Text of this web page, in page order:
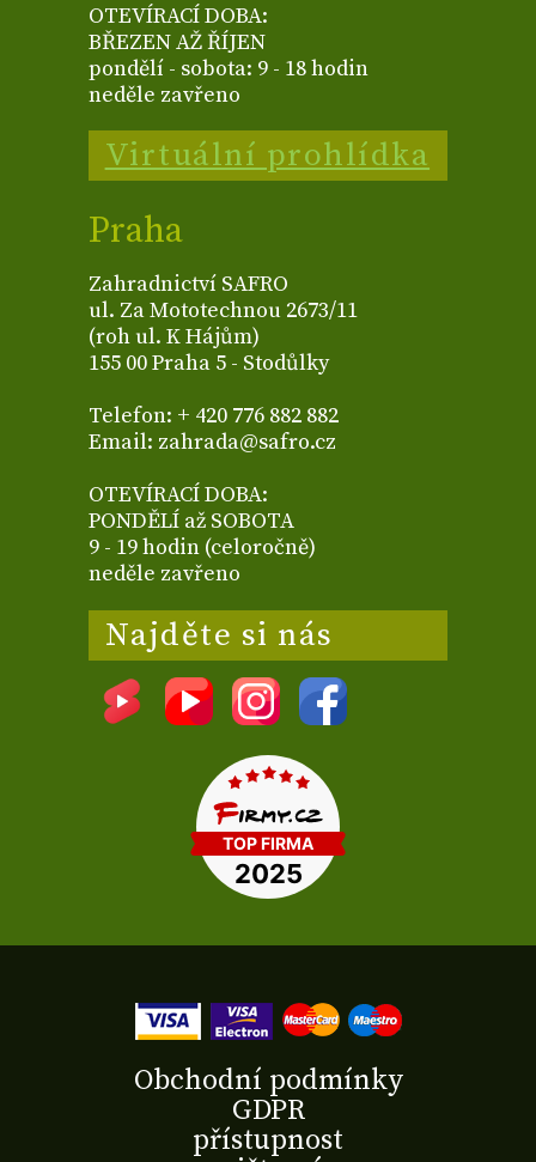
OTEVÍRACÍ DOBA:
BŘEZEN AŽ ŘÍJEN
pondělí - sobota: 9 - 18 hodin
neděle zavřeno
Virtuální prohlídka
Praha
Zahradnictví SAFRO
ul. Za Mototechnou 2673/11
(roh ul. K Hájům)
155 00 Praha 5 - Stodůlky
Telefon: + 420 776 882 882
Email: zahrada@safro.cz
OTEVÍRACÍ DOBA:
PONDĚLÍ až SOBOTA
9 - 19 hodin (celoročně)
neděle zavřeno
Najděte si nás
Obchodní podmínky
GDPR
přístupnost